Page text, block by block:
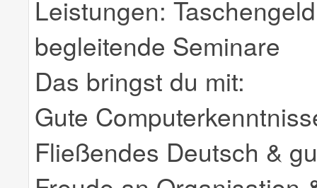
Leistungen:
begleitende Seminare
Das bringst du mit:
Gute
Fließendes Deutsch &